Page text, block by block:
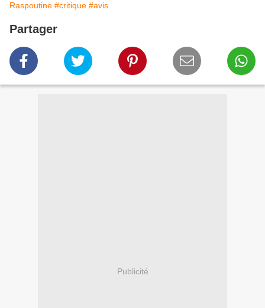
Raspoutine #critique #avis
Partager
Publicité